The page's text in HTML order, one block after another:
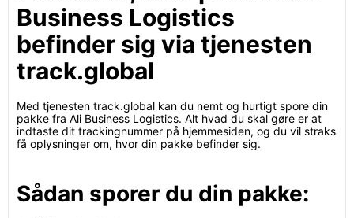
Business Logistics
befinder sig via tjenesten
track.global
Med tjenesten track.global kan du nemt og hurtigt spore din
pakke fra Ali Business Logistics. Alt hvad du skal gøre er at
indtaste dit trackingnummer på hjemmesiden, og du vil straks
få oplysninger om, hvor din pakke befinder sig.
Sådan sporer du din pakke: